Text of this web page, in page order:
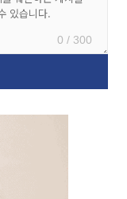
0 / 300